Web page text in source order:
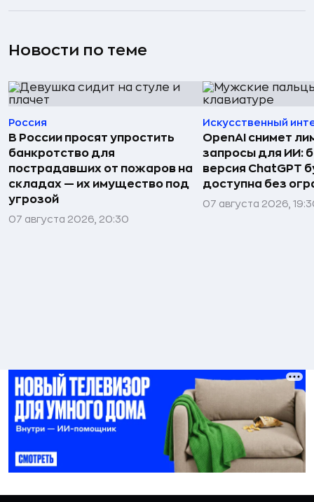
Новости по теме
Россия
В России просят упростить
банкротство для
пострадавших от пожаров на
складах — их имущество под
угрозой
07 августа 2026, 20:30
Искусственный
OpenAI снимет
запросы для ИИ:
версия ChatGPT
доступна без
07 августа 2026,